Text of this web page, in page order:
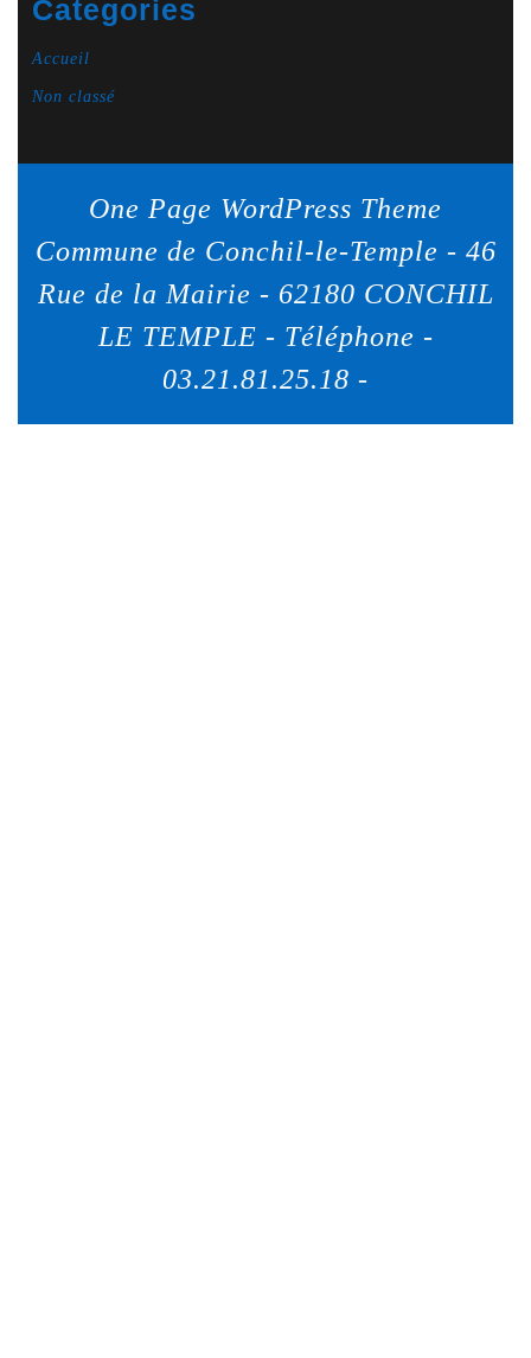
Categories
Accueil
Non classé
One Page WordPress Theme
Commune de Conchil-le-Temple - 46
Rue de la Mairie - 62180 CONCHIL
LE TEMPLE - Téléphone -
03.21.81.25.18 -
Scroll